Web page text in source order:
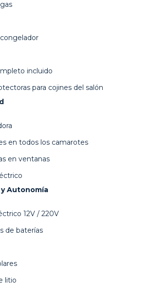
incluido
para cojines del salón
en todos los camarotes
en ventanas
Autonomía
12V / 220V
de baterías
litio